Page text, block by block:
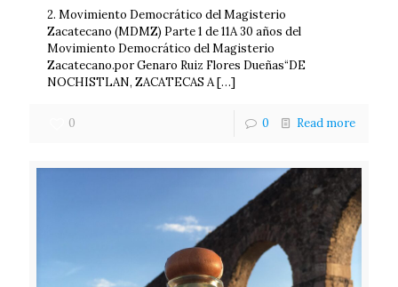
2. Movimiento Democrático del Magisterio
Zacatecano (MDMZ) Parte 1 de 11A 30 años del
Movimiento Democrático del Magisterio
Zacatecano.por Genaro Ruiz Flores Dueñas“DE
NOCHISTLAN, ZACATECAS A[…]
0 0 Read more